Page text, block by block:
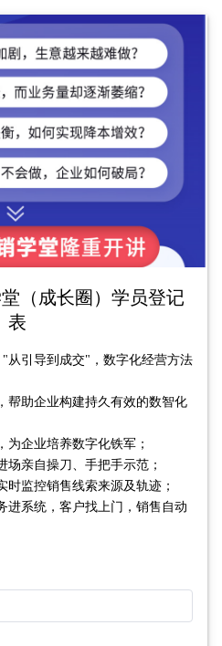
（成长圈）学员登记
表
"从引导到成交"，数字化经营方法
帮助企业构建持久有效的数智化
为企业培养数字化铁军；
场亲自操刀、手把手示范；
时监控销售线索来源及轨迹；
进系统，客户找上门，销售自动